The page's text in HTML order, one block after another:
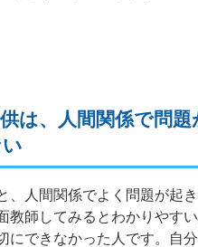
は、人間関係で問
、人間関係でよく問題が起
教師してみるとわかりやす
にできなかった人です。自